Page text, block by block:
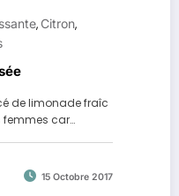
, Citron,
de limonade fraîc
femmes car…
15 Octobre 2017